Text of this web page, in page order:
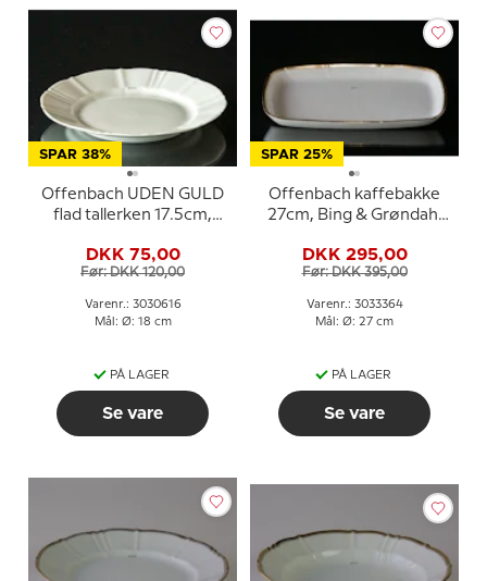
SPAR 38%
Offenbach UDEN GULD
flad tallerken 17.5cm,
DKK 75,00
Før: DKK 120,00
Varenr.: 3030616
Mål: Ø: 18 cm
PÅ LAGER
Se vare
SPAR 25%
Offenbach kaffebakke
27cm, Bing & Grøndahl
DKK 295,00
Før: DKK 395,00
Varenr.: 3033364
Mål: Ø: 27 cm
PÅ LAGER
Se vare